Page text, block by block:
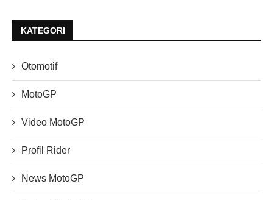
KATEGORI
Otomotif
MotoGP
Video MotoGP
Profil Rider
News MotoGP